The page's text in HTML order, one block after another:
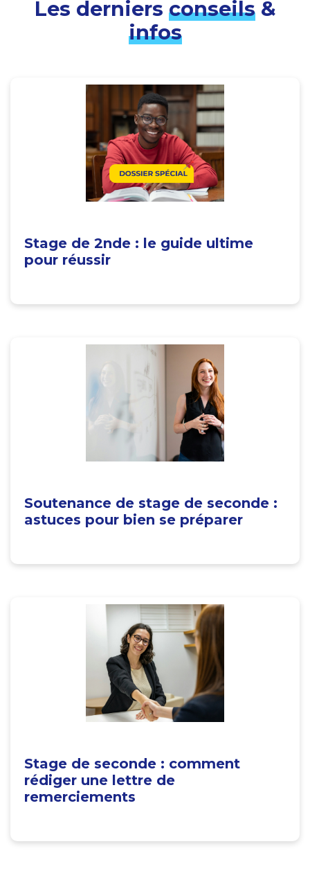
Les derniers conseils&
infos
Stage de 2nde : le guide ultime
pour réussir
Soutenance de stage de seconde :
astuces pour bien se préparer
Stage de seconde : comment
rédiger une lettre de
remerciements